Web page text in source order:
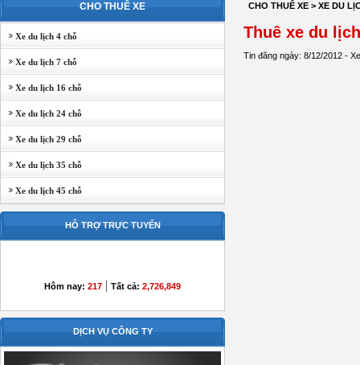
CHO THUÊ XE
Xe du lịch 4 chỗ
Xe du lịch 7 chỗ
Xe du lịch 16 chỗ
Xe du lịch 24 chỗ
Xe du lịch 29 chỗ
Xe du lịch 35 chỗ
Xe du lịch 45 chỗ
HỖ TRỢ TRỰC TUYẾN
Hôm nay: 217 | Tất cả: 2,726,849
DỊCH VỤ CÔNG TY
CHO THUÊ XE > XE DU
Thuê xe du
Tin đăng ngày: 8/12/2012 -